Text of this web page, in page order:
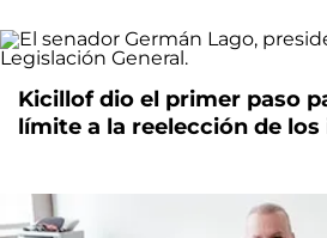
Kicillof dio el primer paso
límite a la reelección de